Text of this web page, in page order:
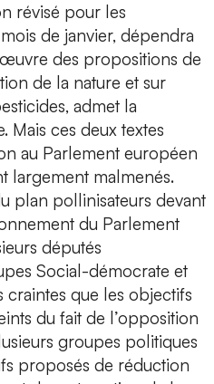
révisé pour les
de janvier, dépendra
des propositions de
de la nature et sur
admet la
Mais ces deux textes
au Parlement européen
largement malmenés.
plan pollinisateurs devant
du Parlement
députés
Social-démocrate et
craintes que les objectifs
du fait de l’opposition
groupes politiques
proposés de réduction